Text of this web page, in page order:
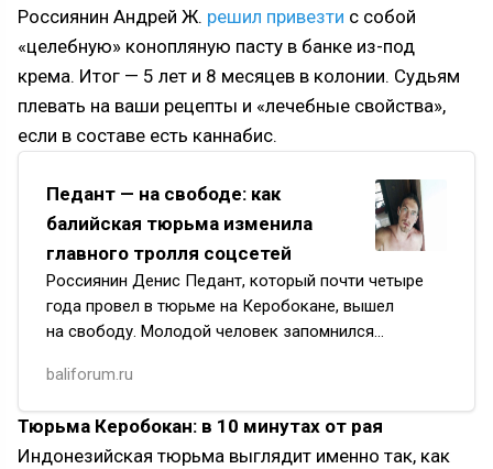
Россиянин Андрей Ж. решил привезти с собой
«целебную» конопляную пасту в банке из-под
крема. Итог — 5 лет и 8 месяцев в колонии. Судьям
плевать на ваши рецепты и «лечебные свойства»,
если в составе есть каннабис.
Педант — на свободе: как
балийская тюрьма изменила
главного тролля соцсетей
Россиянин Денис Педант, который почти четыре
года провел в тюрьме на Керобокане, вышел
на свободу. Молодой человек запомнился
в русскоязычных пабликах, а иногда и оскорб…
baliforum.ru
Тюрьма Керобокан: в 10 минутах от рая
Индонезийская тюрьма выглядит именно так, как